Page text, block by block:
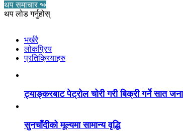
थप समाचार ↬
थप लोड गर्नुहोस्
भर्खरै
लोकप्रिय
प्रतिक्रियाहरु
ट्याङ्करबाट पेट्रोल चोरी गरी बिक्री गर्ने सात
सुनचाँदीको मूल्यमा सामान्य वृद्धि